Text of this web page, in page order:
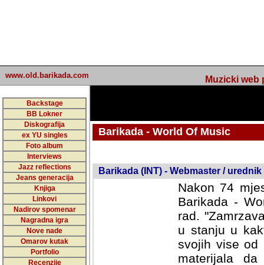
www.old.barikada.com Muzicki web
Backstage
BB Lokner
Diskografija
ex YU singles
Foto album
Interviews
Jazz reflections
Jeans generacija
Knjiga
Linkovi
Nadirov spomenar
Nagradna igra
Nove nade
Omarov kutak
Portfolio
Recenzije
Barikada - World Of Music
Barikada (INT) - Webmaster / urednik
Nakon 74
Barikada -
rad.
u stanju u
svojih vise od
materijala